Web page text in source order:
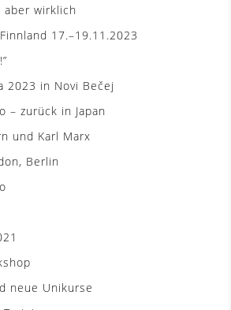
aber wirklich
17.–19.11.2023
2023 in Novi Bečej
– zurück in Japan
und Karl Marx
Berlin
neue Unikurse